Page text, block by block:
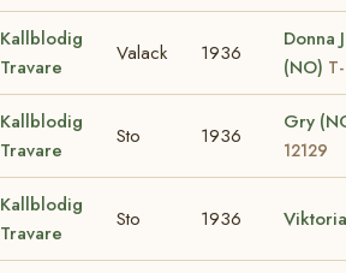
Kallblodig
Travare
Valack 1936
Donna
(NO)
Kallblodig
Travare
Sto 1936
Gry
12129
Kallblodig
Travare
Sto 1936 Viktoria